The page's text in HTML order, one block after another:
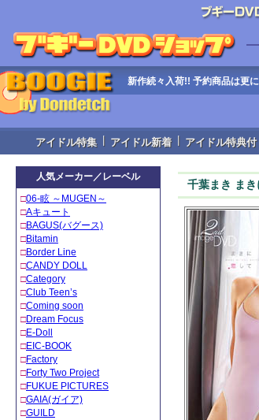
新作続々入荷!! 予約商品は更
アイドル特集 | アイドル新着 | アイドル特典付
人気メーカー／レーベル
□06‐眩 ～MUGEN～
□Aキュート
□BAGUS(バグース)
□Bitamin
□Border Line
□CANDY DOLL
□Category
□Club Teen’s
□Coming soon
□Dream Focus
□E-Doll
□EIC-BOOK
□Factory
□Forty Two Project
□FUKUE PICTURES
□GAIA(ガイア)
□GUILD
千葉まき ま